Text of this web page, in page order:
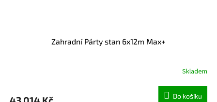
Zahradní Párty stan 6x12m Max+
Skladem
Do košíku